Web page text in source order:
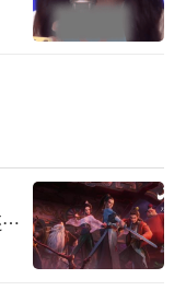
约200-500元，
房单日费用可达